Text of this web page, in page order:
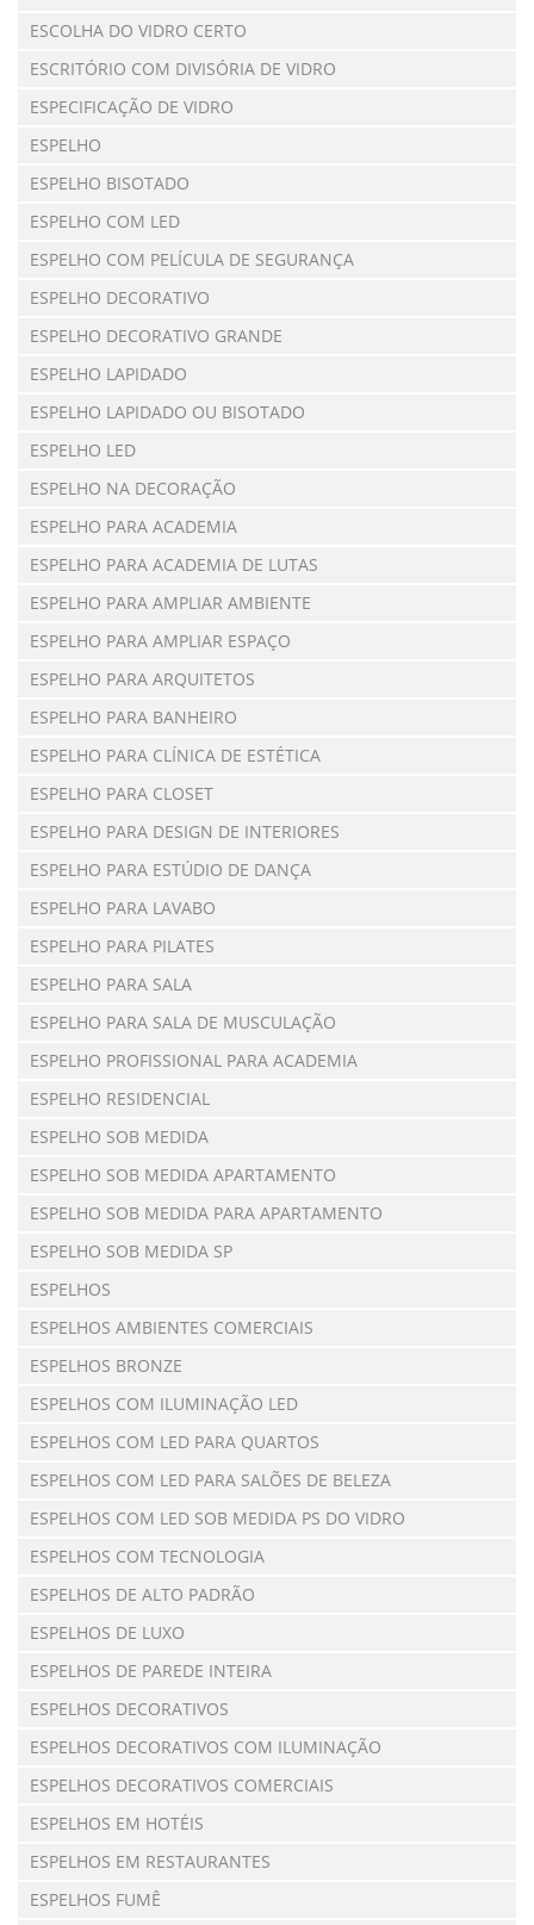
ESCOLHA DO VIDRO CERTO
ESCRITÓRIO COM DIVISÓRIA DE VIDRO
ESPECIFICAÇÃO DE VIDRO
ESPELHO
ESPELHO BISOTADO
ESPELHO COM LED
ESPELHO COM PELÍCULA DE SEGURANÇA
ESPELHO DECORATIVO
ESPELHO DECORATIVO GRANDE
ESPELHO LAPIDADO
ESPELHO LAPIDADO OU BISOTADO
ESPELHO LED
ESPELHO NA DECORAÇÃO
ESPELHO PARA ACADEMIA
ESPELHO PARA ACADEMIA DE LUTAS
ESPELHO PARA AMPLIAR AMBIENTE
ESPELHO PARA AMPLIAR ESPAÇO
ESPELHO PARA ARQUITETOS
ESPELHO PARA BANHEIRO
ESPELHO PARA CLÍNICA DE ESTÉTICA
ESPELHO PARA CLOSET
ESPELHO PARA DESIGN DE INTERIORES
ESPELHO PARA ESTÚDIO DE DANÇA
ESPELHO PARA LAVABO
ESPELHO PARA PILATES
ESPELHO PARA SALA
ESPELHO PARA SALA DE MUSCULAÇÃO
ESPELHO PROFISSIONAL PARA ACADEMIA
ESPELHO RESIDENCIAL
ESPELHO SOB MEDIDA
ESPELHO SOB MEDIDA APARTAMENTO
ESPELHO SOB MEDIDA PARA APARTAMENTO
ESPELHO SOB MEDIDA SP
ESPELHOS
ESPELHOS AMBIENTES COMERCIAIS
ESPELHOS BRONZE
ESPELHOS COM ILUMINAÇÃO LED
ESPELHOS COM LED PARA QUARTOS
ESPELHOS COM LED PARA SALÕES DE BELEZA
ESPELHOS COM LED SOB MEDIDA PS DO VIDRO
ESPELHOS COM TECNOLOGIA
ESPELHOS DE ALTO PADRÃO
ESPELHOS DE LUXO
ESPELHOS DE PAREDE INTEIRA
ESPELHOS DECORATIVOS
ESPELHOS DECORATIVOS COM ILUMINAÇÃO
ESPELHOS DECORATIVOS COMERCIAIS
ESPELHOS EM HOTÉIS
ESPELHOS EM RESTAURANTES
ESPELHOS FUMÊ